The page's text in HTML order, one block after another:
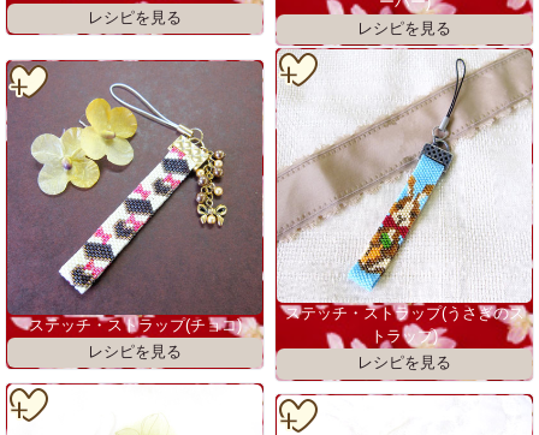
ステッチ・ストラップ(チョコ)
ステッチ・ストラップ(うさぎのス
トラップ)